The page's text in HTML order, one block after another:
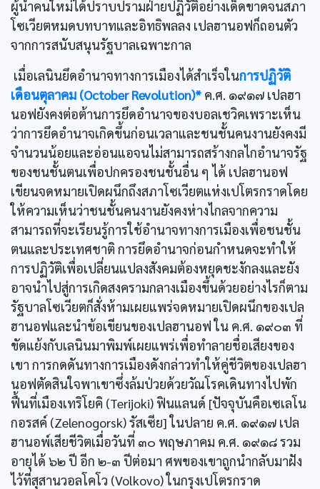
ผู้นำคนใหม่ได้ปราบปรามฝ่ายปฏิวัติอย่างเด็ดขาดจนสภา
โซเวียตหมดบทบาทและอิทธิพลลง เปลฮานอฟก็ถอนตัว
จากการสนับสนุนรัฐบาลเฉพาะกาล
เมื่อเลนินยึดอำนาจทางการเมืองได้สำเร็จในการปฏิวัติ
เดือนตุลาคม (October Revolution)* ค.ศ. ๑๙๑๗ เปลฮา
นอฟยังคงต่อต้านการยึดอำนาจของบอลเชวิคเพราะเห็น
ว่าการยึดอำนาจเกิดขึ้นก่อนเวลาและชนชั้นคนงานยังคงมี
จำนวนน้อยและอ่อนแอจนไม่สามารถสร้างกลไกอำนาจรัฐ
ของชนชั้นตนเพื่อปกครองชนชั้นอื่น ๆ ได้ เปลฮานอฟ
เขียนจดหมายเปิดผนึกถึงสภาโซเวียตแห่งเปโตรกราดโดย
ให้ความเห็นว่าชนชั้นคนงานยังคงห่างไกลจากความ
สามารถที่จะเรียนรู้การใช้อำนาจทางการเมืองเพื่อชนชั้น
ตนและประเทศชาติ การยึดอำนาจก่อนกำหนดจะทำให้
การปฏิวัติเพื่อเปลี่ยนแปลงสังคมต้องหยุดชะงักลงและยัง
อาจนำไปสู่การเกิดสงครามกลางเมืองขึ้นด้วยอย่างไรก็ตาม
รัฐบาลโซเวียตก็สั่งห้ามเผยแพร่จดหมายเปิดผนึกของเปล
ฮานอฟและนำข้อเขียนของเปลฮานอฟ ใน ค.ศ. ๑๙๐๓ ที่
ขัดแย้งกับเลนินมาพิมพ์เผยแพร่เพื่อทำลายชื่อเสียงของ
เขา การกดดันทางการเมืองดังกล่าวทำให้คู่ชีวิตของเปลฮา
นอฟตัดสินใจพาเขาซึ่งล้มป่วยด้วยวัณโรคเดินทางไปพัก
ฟื้นที่เมืองเทริโยคิ (Terijoki) ฟินแลนด์ [ปัจจุบันคือเซเลโน
กอรสค์ (Zelenogorsk) รัสเซีย] ในปลาย ค.ศ. ๑๙๑๗ เปล
ฮานอพ์เสียชีวิตเมื่อวันที่ ๓๐ พฤษภาคม ค.ศ. ๑๙๑๘ รวม
อายุได้ ๖๒ ปี อีก ๒-๓ ปีต่อมา ศพของเขาถูกนำกลับมาฝัง
ไว้ที่สุสานวอลโคโว (Volkovo) ในกรุงเปโตรกราด